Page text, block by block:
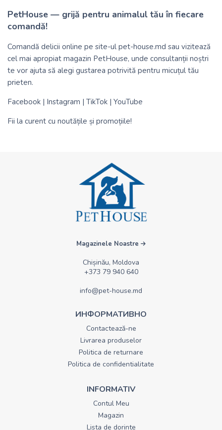
PetHouse — grijă pentru animalul tău în fiecare
comandă!
Comandă delicii online pe site-ul pet-house.md sau vizitează
cel mai apropiat magazin PetHouse, unde consultanții noștri
te vor ajuta să alegi gustarea potrivită pentru micuțul tău
prieten.
Facebook | Instagram | TikTok | YouTube
Fii la curent cu noutățile și promoțiile!
Magazinele Noastre
Chișinău, Moldova
+373 79 940 640
info@pet-house.md
ИНФОРМАТИВНО
Contactează-ne
Livrarea produselor
Politica de returnare
Politica de confidentialitate
INFORMATIV
Contul Meu
Magazin
Lista de dorinte